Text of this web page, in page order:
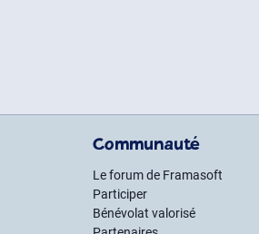
Communauté
Le forum de Framasoft
Participer
Bénévolat valorisé